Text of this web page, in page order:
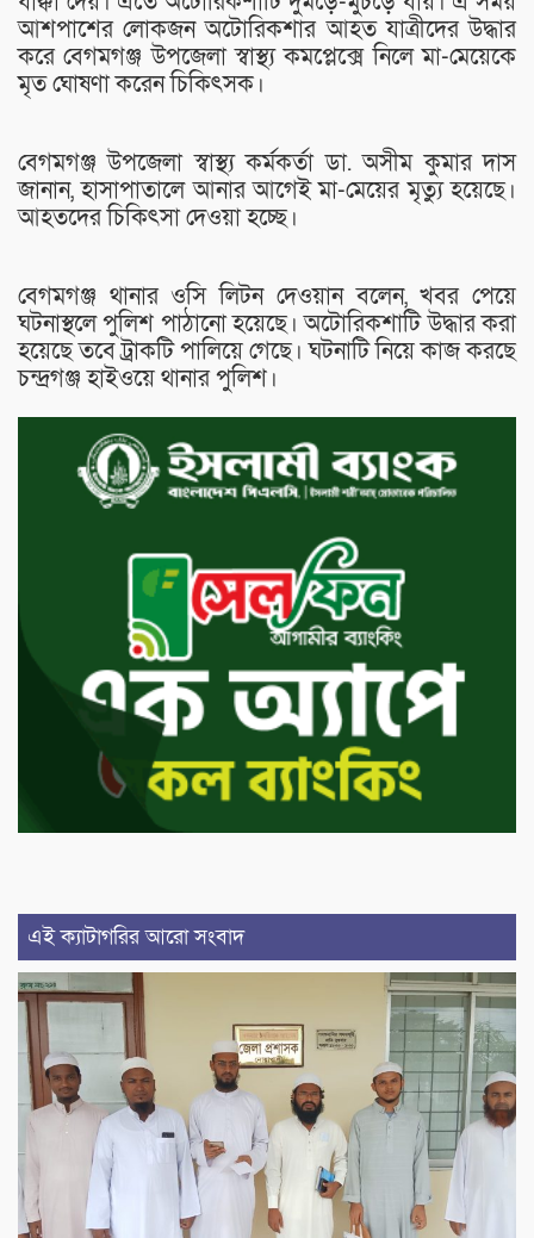
আশপাশের লোকজন অটোরিকশার আহত যাত্রীদের উদ্ধার
করে বেগমগঞ্জ উপজেলা স্বাস্থ্য কমপ্লেক্সে নিলে মা-মেয়েকে
মৃত ঘোষণা করেন চিকিৎসক।
বেগমগঞ্জ উপজেলা স্বাস্থ্য কর্মকর্তা ডা. অসীম কুমার দাস
জানান, হাসাপাতালে আনার আগেই মা-মেয়ের মৃত্যু হয়েছে।
আহতদের চিকিৎসা দেওয়া হচ্ছে।
বেগমগঞ্জ থানার ওসি লিটন দেওয়ান বলেন, খবর পেয়ে
ঘটনাস্থলে পুলিশ পাঠানো হয়েছে। অটোরিকশাটি উদ্ধার করা
হয়েছে তবে ট্রাকটি পালিয়ে গেছে। ঘটনাটি নিয়ে কাজ করছে
চন্দ্রগঞ্জ হাইওয়ে থানার পুলিশ।
এই ক্যাটাগরির আরো সংবাদ